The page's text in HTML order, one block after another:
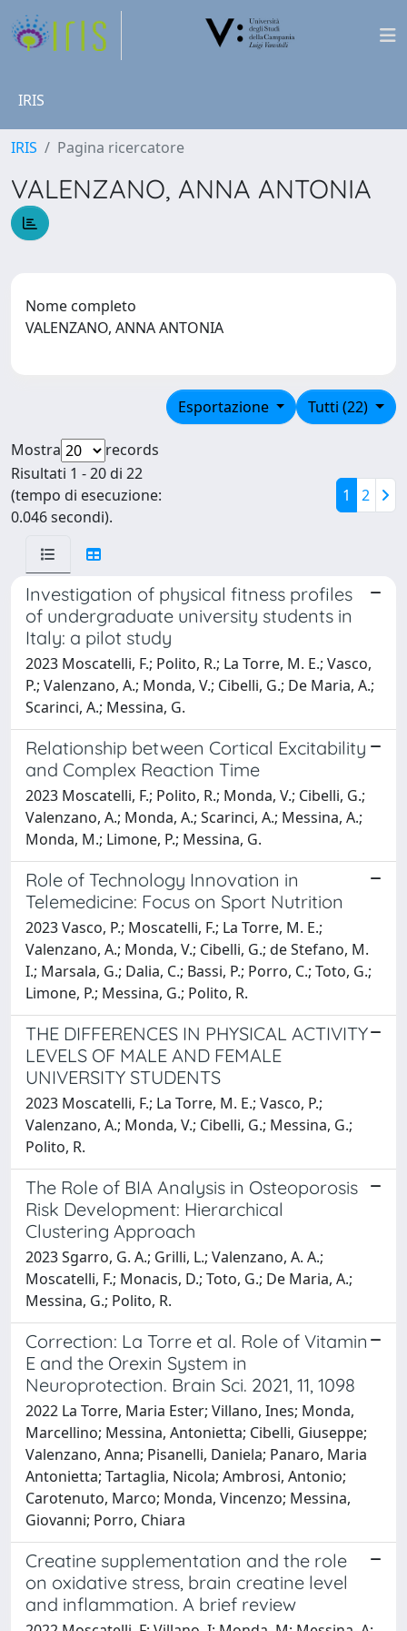
IRIS
IRIS Pagina ricercatore
VALENZANO, ANNA ANTONIA
Nome completo
VALENZANO, ANNA ANTONIA
Tutti (22)
Esportazione
Mostra
records
Risultati 1 - 20 di 22
(tempo di esecuzione:
0.046 secondi).
1 2
Investigation of physical fitness profiles
of undergraduate university students in
Italy: a pilot study
2023 Moscatelli, F.; Polito, R.; La Torre, M. E.; Vasco,
P.; Valenzano, A.; Monda, V.; Cibelli, G.; De Maria, A.;
Scarinci, A.; Messina, G.
Relationship between Cortical Excitability
and Complex Reaction Time
2023 Moscatelli, F.; Polito, R.; Monda, V.; Cibelli, G.;
Valenzano, A.; Monda, A.; Scarinci, A.; Messina, A.;
Monda, M.; Limone, P.; Messina, G.
Role of Technology Innovation in
Telemedicine: Focus on Sport Nutrition
2023 Vasco, P.; Moscatelli, F.; La Torre, M. E.;
Valenzano, A.; Monda, V.; Cibelli, G.; de Stefano, M.
I.; Marsala, G.; Dalia, C.; Bassi, P.; Porro, C.; Toto, G.;
Limone, P.; Messina, G.; Polito, R.
THE DIFFERENCES IN PHYSICAL ACTIVITY
LEVELS OF MALE AND FEMALE
UNIVERSITY STUDENTS
2023 Moscatelli, F.; La Torre, M. E.; Vasco, P.;
Valenzano, A.; Monda, V.; Cibelli, G.; Messina, G.;
Polito, R.
The Role of BIA Analysis in Osteoporosis
Risk Development: Hierarchical
Clustering Approach
2023 Sgarro, G. A.; Grilli, L.; Valenzano, A. A.;
Moscatelli, F.; Monacis, D.; Toto, G.; De Maria, A.;
Messina, G.; Polito, R.
Correction: La Torre et al. Role of Vitamin
E and the Orexin System in
Neuroprotection. Brain Sci. 2021, 11, 1098
2022 La Torre, Maria Ester; Villano, Ines; Monda,
Marcellino; Messina, Antonietta; Cibelli, Giuseppe;
Valenzano, Anna; Pisanelli, Daniela; Panaro, Maria
Antonietta; Tartaglia, Nicola; Ambrosi, Antonio;
Carotenuto, Marco; Monda, Vincenzo; Messina,
Giovanni; Porro, Chiara
Creatine supplementation and the role
on oxidative stress, brain creatine level
and inflammation. A brief review